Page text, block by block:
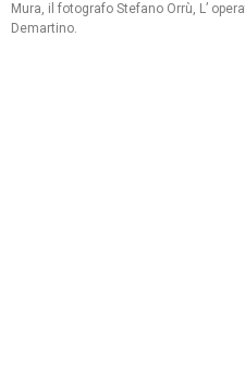
Mura, il fotografo Stefano Orrù, L’
Demartino.